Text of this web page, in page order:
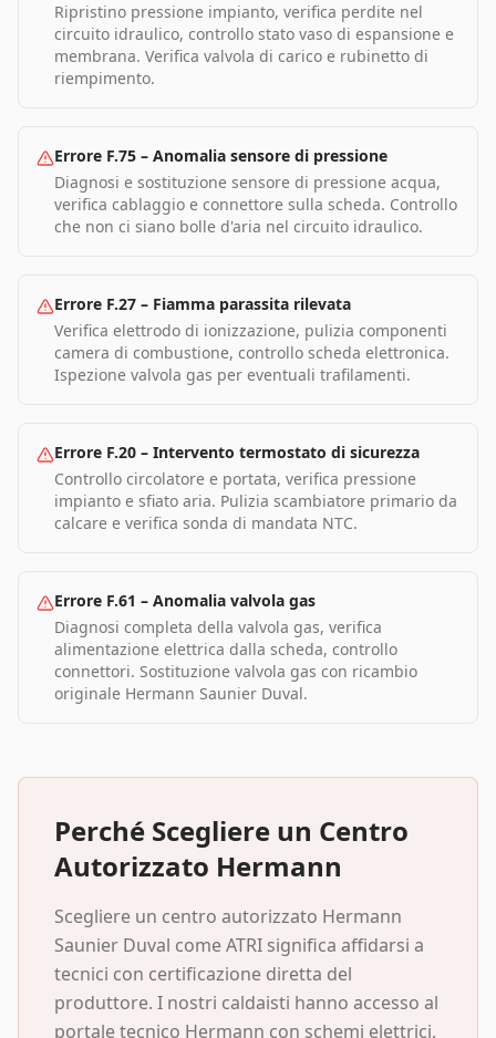
Ripristino pressione impianto, verifica perdite nel
circuito idraulico, controllo stato vaso di espansione e
membrana. Verifica valvola di carico e rubinetto di
riempimento.
Errore F.75 – Anomalia sensore di pressione
Diagnosi e sostituzione sensore di pressione acqua,
verifica cablaggio e connettore sulla scheda. Controllo
che non ci siano bolle d'aria nel circuito idraulico.
Errore F.27 – Fiamma parassita rilevata
Verifica elettrodo di ionizzazione, pulizia componenti
camera di combustione, controllo scheda elettronica.
Ispezione valvola gas per eventuali trafilamenti.
Errore F.20 – Intervento termostato di sicurezza
Controllo circolatore e portata, verifica pressione
impianto e sfiato aria. Pulizia scambiatore primario da
calcare e verifica sonda di mandata NTC.
Errore F.61 – Anomalia valvola gas
Diagnosi completa della valvola gas, verifica
alimentazione elettrica dalla scheda, controllo
connettori. Sostituzione valvola gas con ricambio
originale Hermann Saunier Duval.
Perché Scegliere un Centro
Autorizzato Hermann
Scegliere un centro autorizzato Hermann
Saunier Duval come ATRI significa affidarsi a
tecnici con certificazione diretta del
produttore. I nostri caldaisti hanno accesso al
portale tecnico Hermann con schemi elettrici,